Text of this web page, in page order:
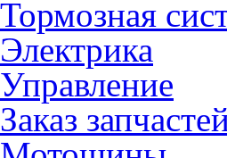
Тормозная
Электрика
Управление
Заказ